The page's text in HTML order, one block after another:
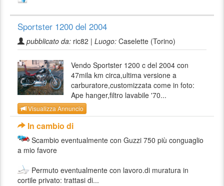
Sportster 1200 del 2004
pubblicato da: ric82 | Luogo: Caselette (Torino)
Vendo Sportster 1200 c del 2004 con
47mila km circa,ultima versione a
carburatore,customizzata come in foto:
Ape hanger,filtro lavabile '70...
Visualizza Annuncio
In cambio di
Scambio eventualmente con Guzzi 750 più conguaglio
a mio favore
Permuto eventualmente con lavoro.di muratura in
cortile privato: trattasi di...